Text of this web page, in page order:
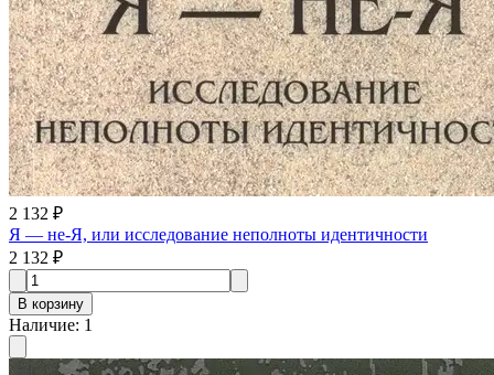
2 132 ₽
Я — не-Я, или исследование неполноты идентичности
2 132 ₽
В корзину
Наличие: 1